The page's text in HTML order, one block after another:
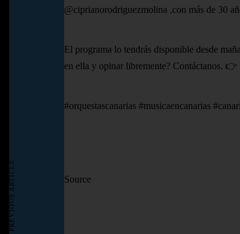
@ciprianorodriguezmolina ,con más de 30
El programa lo tendrás disponible desde
en ella y opinar libremente? Contáctanos.
#orquestascanarias #musicaencanarias
Source
PREVIOUS ARTICLE